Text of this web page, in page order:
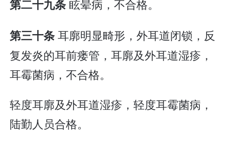
第二十九条 眩晕病，不合格。
第三十条耳廓明显畸形，外耳道闭锁，反
复发炎的耳前瘘管，耳廓及外耳道湿疹，
耳霉菌病，不合格。
轻度耳廓及外耳道湿疹，轻度耳霉菌病，
陆勤人员合格。